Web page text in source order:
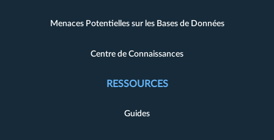
Menaces Potentielles sur les Bases de Données
Centre de Connaissances
RESSOURCES
Guides